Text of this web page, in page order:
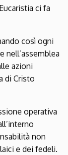
ci fa
così ogni
nell’assemblea
azioni
di Cristo
operativa
non
e dei fedeli.